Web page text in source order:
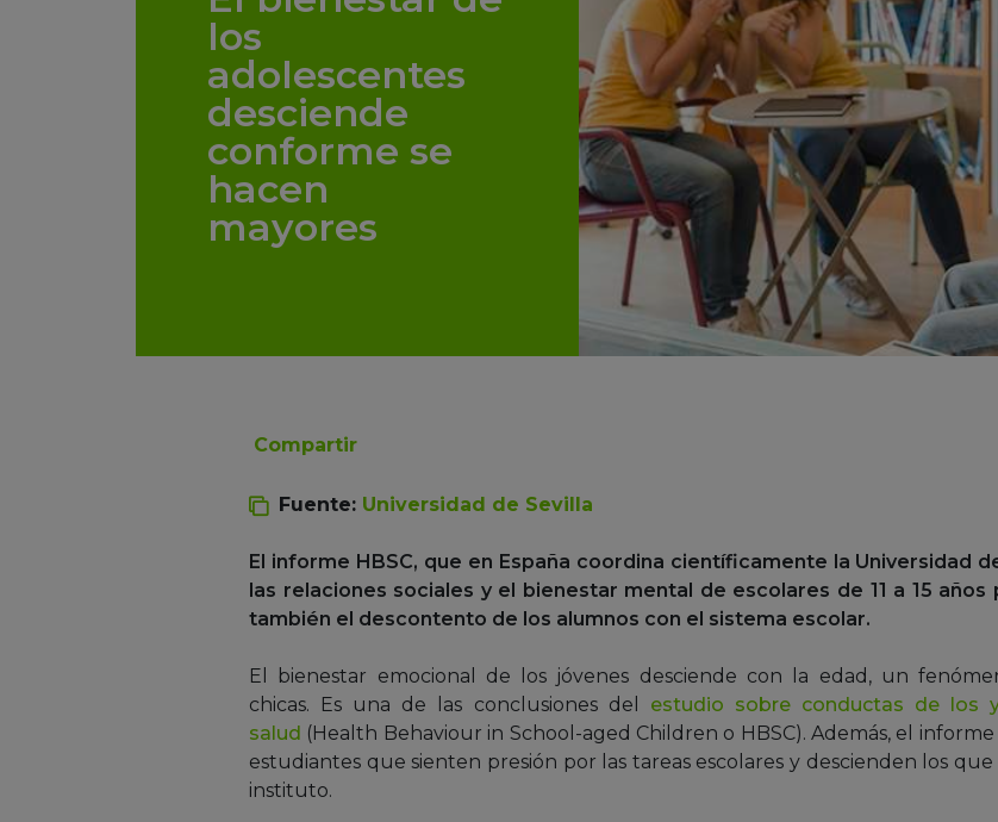
los
adolescentes
desciende
conforme se
hacen
mayores
Compartir
Fuente: Universidad de Sevilla
El informe HBSC, que en España coordina científicamente la Universidad
las relaciones sociales y el bienestar mental de escolares de 11 a 15
también el descontento de los alumnos con el sistema escolar.
El bienestar emocional de los jóvenes desciende con la edad, un
chicas. Es una de las conclusiones del estudio sobre conductas de los
salud (Health Behaviour in School-aged Children o HBSC). Además, el
estudiantes que sienten presión por las tareas escolares y descienden los
instituto.